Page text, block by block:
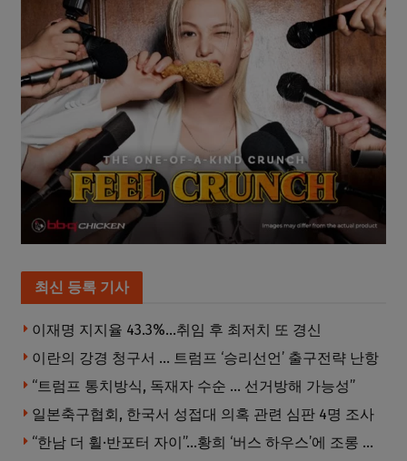
최신 등록 기사
이재명 지지율 43.3%…취임 후 최저치 또 경신
이란의 강경 청구서 … 트럼프 ‘승리선언’ 출구전략 난항
“트럼프 통치방식, 독재자 수순 … 선거방해 가능성”
일본축구협회, 한국서 성접대 의혹 관련 심판 4명 조사
“한남 더 휠·반포터 자이”…황희 ‘버스 하우스’에 조롱 쏟아져